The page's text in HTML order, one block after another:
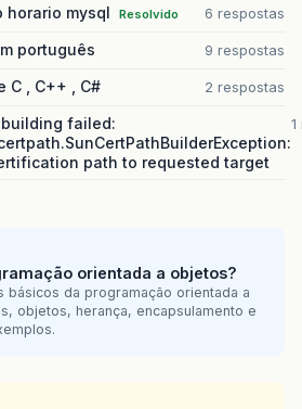
horario mysql Resolvido 6 respostas
português 9 respostas
C , C++ , C# 2 respostas
building failed:
path to requested target
orientada a objetos?
básicos da programação orientada a
objetos, herança, encapsulamento e